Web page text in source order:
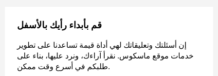
قم بأبداء رأيك بالأسفل
إن أسئلتك وتعليقاتك لهي أداة قيمة تساعدنا على تطوير
خدمات موقع ماسكوس. نقرأ آراءك، ونرد عليها، بناء على
طلبكم في أسرع وقت ممكن.